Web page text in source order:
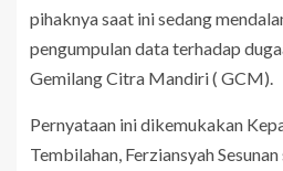
pihaknya saat ini sedang
pengumpulan data terhadap
Gemilang Citra Mandiri ( GCM).
Pernyataan ini dikemukakan
Tembilahan, Ferziansyah